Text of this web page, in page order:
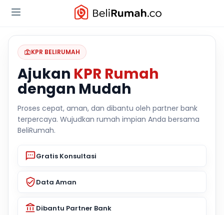
KPR BELIRUMAH
Ajukan KPR Rumah
dengan Mudah
Proses cepat, aman, dan dibantu oleh partner bank
terpercaya. Wujudkan rumah impian Anda bersama
BeliRumah.
Gratis Konsultasi
Data Aman
Dibantu Partner Bank